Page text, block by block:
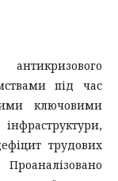
під час
ключовими
трудових
Проаналізовано